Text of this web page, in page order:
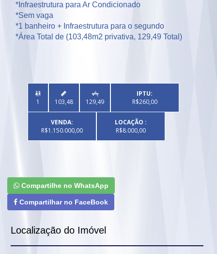
*Infraestrutura para Ar Condicionado
*Sem vaga
*1 banheiro + Infraestrutura para o segundo
*Área Total de (103,48m2 privativa, 129,49 Total)

1

103,48

129,49
IPTU:
R$260,00
VENDA:
R$1.150.000,00
LOCAÇÃO :
R$8.000,00
Compartilhe no WhatsApp
Compartilhar no FaceBook
Localização do Imóvel